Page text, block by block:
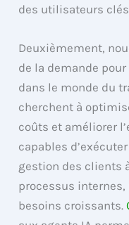
des utilisateurs clés
Deuxièmement,
de la demande
dans le monde du
cherchent à
coûts et améliorer
capables
gestion des clients
processus
besoins croissants.